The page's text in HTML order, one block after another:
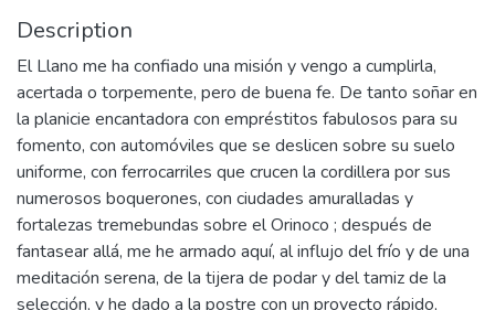
Description
El Llano me ha confiado una misión y vengo a cumplirla,
acertada o torpemente, pero de buena fe. De tanto soñar en
la planicie encantadora con empréstitos fabulosos para su
fomento, con automóviles que se deslicen sobre su suelo
uniforme, con ferrocarriles que crucen la cordillera por sus
numerosos boquerones, con ciudades amuralladas y
fortalezas tremebundas sobre el Orinoco ; después de
fantasear allá, me he armado aquí, al influjo del frío y de una
meditación serena, de la tijera de podar y del tamiz de la
selección, y he dado a la postre con un proyecto rápido,